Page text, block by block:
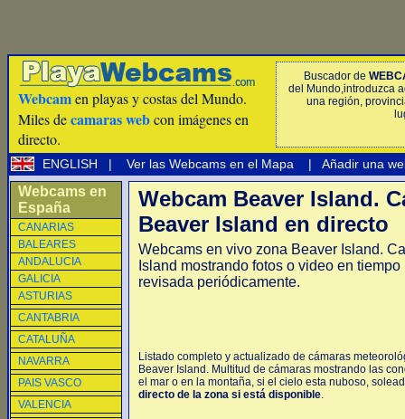
Webcamen playas y costas del Mundo.
Miles decamaras webcon imágenes en
directo.
Buscador de
del Mundo,introduzca
una región,
ENGLISH | Ver las Webcams en el Mapa | Añadir una
Webcams en
España
CANARIAS
BALEARES
ANDALUCIA
GALICIA
ASTURIAS
CANTABRIA
CATALUÑA
NAVARRA
PAIS VASCO
VALENCIA
Webcam Beaver Island.
Beaver Island en directo
Webcams en vivo zona Beaver Island.
Island mostrando fotos o video en
revisada periódicamente.
Listado completo y actualizado de cámaras
Beaver Island. Multitud de cámaras mostrando las
el mar o en la montaña, si el cielo esta nuboso,
directo de la zona si está disponible.